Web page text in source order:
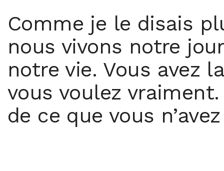
Comme je le disais
nous vivons notre
notre vie. Vous avez
vous voulez
de ce que vous